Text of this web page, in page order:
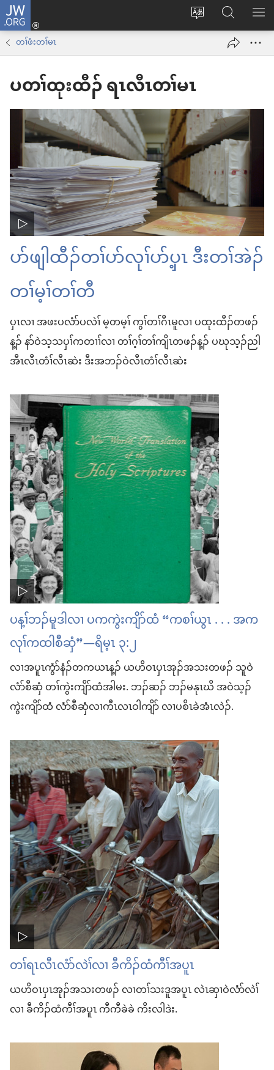
JW.ORG
ဆီ
လၢ
န
အဲၣ်
ဒိး
ကွၢ်
နုာ်
လီၤ
လၢ
အ
သီ
တ
ဘ့ၣ်
ဃု
JW.ORGဖျါ​​
တၢ်ဖံးတၢ်မၤ
ပတၢ်ထုးထီၣ် ရၤလီၤတၢ်မၤ
ပာ်ဖျါထီၣ်တၢ်ပာ်လုၢ်ပာ်ပှ့ၤ ဒီးတၢ်အဲၣ်
တၢ်မ့ၢ်တၢ်တီ
ပှၤလၢ အဖးပလံာ်ပလဲၢ် မ့တမ့ၢ် ကွၢ်တၢ်ဂီၤမူလၢ ပထုးထီၣ်တဖၣ်
န့ၣ် နာ်ဝဲသ့သပှၢ်ကတၢၢ်လၢ တၢ်ဂ့ၢ်တၢ်ကျိၤတဖၣ်န့ၣ် ပဃုသ့ၣ်ညါ
အီၤလီၤတံၢ်လီၤဆဲး ဒီးအဘၣ်ဝဲလီၤတံၢ်လီၤဆဲး
ပန့ၢ်ဘၣ်မူဒါလၢ ပကကွဲးကျိာ်ထံ “ကစၢ်ယွၤ . . . အက
လုၢ်ကထါစီဆှံ”—ရိမ့ၤ ၃:၂
လၢအပူၤကွံာ်နံၣ်တကယၤန့ၣ် ယဟိဝၤပှၤအုၣ်အသးတဖၣ် သူဝဲ
လံာ်စီဆှံ တၢ်ကွဲးကျိာ်ထံအါမး.‏ ဘၣ်ဆၣ် ဘၣ်မနုၤဃိ အဝဲသ့ၣ်
ကွဲးကျိာ်ထံ လံာ်စီဆှံလၢကီၤလၤဝါကျိာ် လၢပစိၤခဲအံၤလဲၣ်.
တၢ်ရၤလီၤလံာ်လဲၢ်လၢ ခီကိၣ်ထံကီၢ်အပူၤ
ယဟိဝၤပှၤအုၣ်အသးတဖၣ် လၢတၢ်သးဒူအပူၤ လဲၤဆှၢဝဲလံာ်လဲၢ်
လၢ ခီကိၣ်ထံကီၢ်အပူၤ ကီကီခဲခဲ ကိးလါဒဲး.